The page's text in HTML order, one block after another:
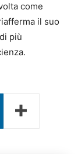
come
il suo
più